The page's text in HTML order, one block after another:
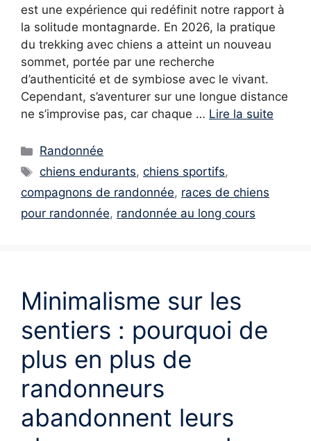
est une expérience qui redéfinit notre rapport à
la solitude montagnarde. En 2026, la pratique
du trekking avec chiens a atteint un nouveau
sommet, portée par une recherche
d’authenticité et de symbiose avec le vivant.
Cependant, s’aventurer sur une longue distance
ne s’improvise pas, car chaque … Lire la suite
Catégories
Randonnée
Étiquettes
chiens endurants,chiens sportifs,
compagnons de randonnée, races de chiens
pour randonnée, randonnée au long cours
Minimalisme sur les
sentiers : pourquoi de
plus en plus de
randonneurs
abandonnent leurs